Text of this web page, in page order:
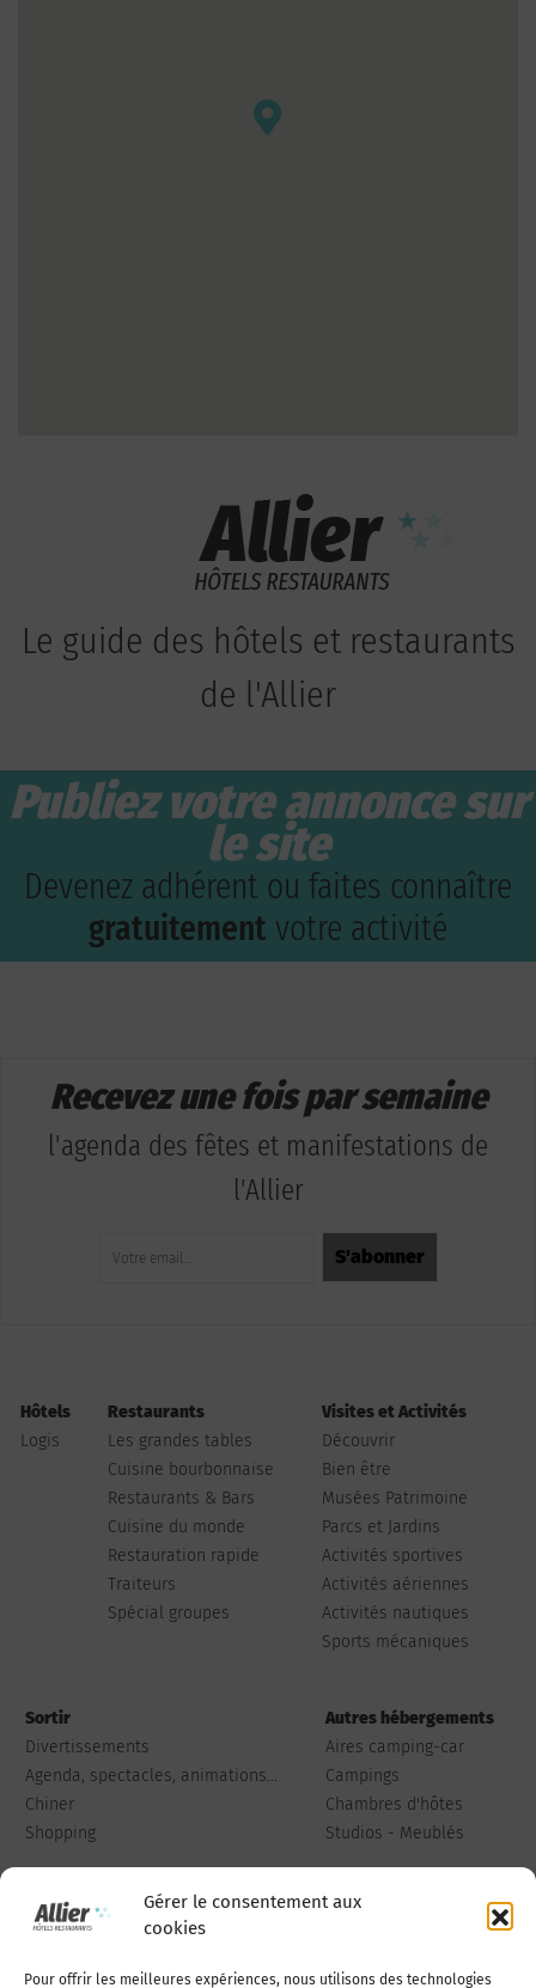
Gérer le consentement aux
cookies
Pour offrir les meilleures expériences, nous utilisons des technologies
Le guide des hôtels et restaurants
de l'Allier
Publiez votre annonce sur
le site
Devenez adhérent ou faites connaître
gratuitement votre activité
Recevez une fois par semaine
l'agenda des fêtes et manifestations de
l'Allier
Hôtels
Logis
Restaurants
Les grandes tables
Cuisine bourbonnaise
Restaurants & Bars
Cuisine du monde
Restauration rapide
Traiteurs
Spécial groupes
Visites et Activités
Découvrir
Bien être
Musées Patrimoine
Parcs et Jardins
Activités sportives
Activités aériennes
Activités nautiques
Sports mécaniques
Sortir
Divertissements
Agenda, spectacles, animations...
Chiner
Shopping
Autres hébergements
Aires camping-car
Campings
Chambres d'hôtes
Studios - Meublés